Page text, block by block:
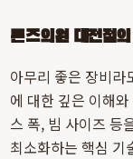
톤즈의원 대전점
아무리 좋은 장비라
에 대한 깊은 이해
스 폭, 빔 사이즈 등
최소화하는 핵심 기